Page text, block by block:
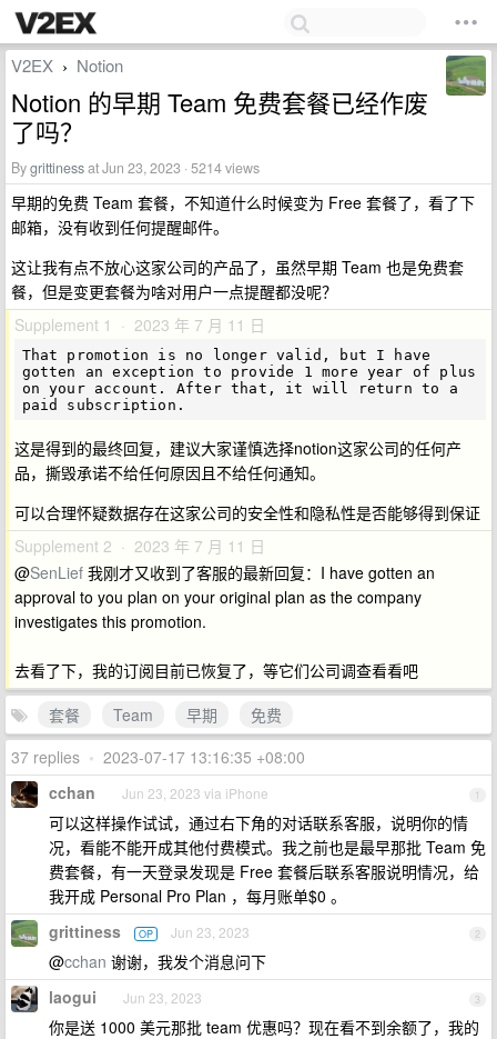
V2EX › Notion
Notion 的早期 Team 免费套餐已经作废
了吗？
Bygrittinessat Jun 23, 2023 · 5214 views
早期的免费 Team 套餐，不知道什么时候变为 Free 套餐了，看了下
邮箱，没有收到任何提醒邮件。
这让我有点不放心这家公司的产品了，虽然早期 Team 也是免费套
餐，但是变更套餐为啥对用户一点提醒都没呢？
Supplement 1 · 2023 年 7 月 11 日
That promotion is no longer valid, but I have
gotten an exception to provide 1 more year of plus
on your account. After that, it will return to a
这是得到的最终回复，建议大家谨慎选择notion这家公司的任何产
品，撕毁承诺不给任何原因且不给任何通知。
可以合理怀疑数据存在这家公司的安全性和隐私性是否能够得到保证
Supplement 2 · 2023 年 7 月 11 日
@SenLief 我刚才又收到了客服的最新回复：I have gotten an
approval to you plan on your original plan as the company
investigates this promotion.
去看了下，我的订阅目前已恢复了，等它们公司调查看看吧
套餐
Team 早期
免费
37 replies • 2023-07-17 13:16:35 +08:00
1
cchan Jun 23, 2023 via iPhone
可以这样操作试试，通过右下角的对话联系客服，说明你的情
况，看能不能开成其他付费模式。我之前也是最早那批 Team 免
费套餐，有一天登录发现是 Free 套餐后联系客服说明情况，给
我开成 Personal Pro Plan ，每月账单$0 。
2
grittiness OP Jun 23, 2023
@cchan 谢谢，我发个消息问下
3
laogui Jun 23, 2023
你是送 1000 美元那批 team 优惠吗？现在看不到余额了，我的